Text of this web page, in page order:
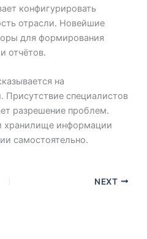
конфигурировать
отрасли. Новейшие
для формирования
отчётов.
на
Присутствие специалистов
разрешение проблем.
хранилище информации
самостоятельно.
NEXT